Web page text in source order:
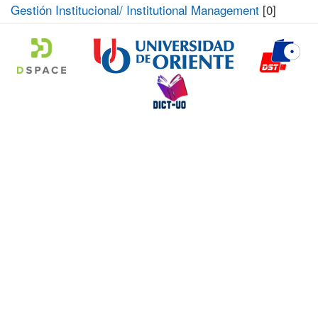
Gestión Institucional/ Institutional Management [0]